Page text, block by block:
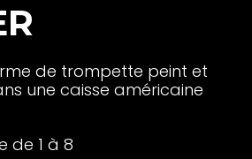
de trompette peint et
une caisse américaine
de 1 à 8